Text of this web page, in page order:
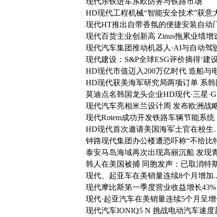
HD现代工程机械“智能安全技术”获意
现代HT推出自带香氛的便捷安装自动
现代百货主业创新高 Zinus拖累业绩增
现代汽车集团推动机器人·AI与自动驾
现代建设：S&P全球ESG评价摘得‘建
HD现代市值迈入200万亿时代 造船与
HD现代获美海军研究局两项订单 系
莫迪点名韩国龙头企业HD现代·三星
现代汽车亮相米兰设计周 发布欧洲战
现代Rotem成功开发铁路车辆节能系统
HD现代首次邀请美国海军士官在校
钟路现代集团办公楼遭恐吓称“不给比
泰安马岛海域再次出现高丽沉船 发现
韩人在美国被捕 同胞发声：已取消特
现代、起亚车在美销量连续8个月增加
现代摩比斯第一季度营业收益增长43%
现代·起亚汽车在美销量连续5个月呈
现代汽车IONIQ5 N 挑战电动汽车速度